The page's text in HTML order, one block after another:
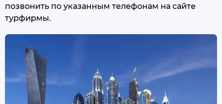
позвонить по указанным телефонам на сайте
турфирмы.